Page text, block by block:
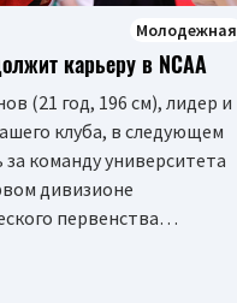
Молодежная
карьеру в NCAA
(21 год, 196 см), лидер и
клуба, в следующем
команду университета
дивизионе
первенства…